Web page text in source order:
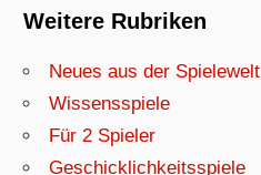
Weitere Rubriken
Neues aus der Spielewelt
Wissensspiele
Für 2 Spieler
Geschicklichkeitsspiele